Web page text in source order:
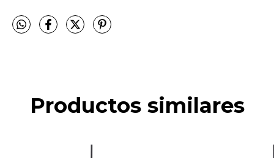
Productos similares